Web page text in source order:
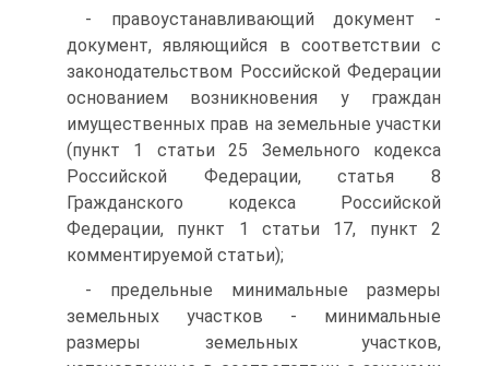
- правоустанавливающий документ -
документ, являющийся в соответствии с
законодательством Российской Федерации
основанием возникновения у граждан
имущественных прав на земельные участки
(пункт 1 статьи 25 Земельного кодекса
Российской Федерации, статья 8
Гражданского кодекса Российской
Федерации, пункт 1 статьи 17, пункт 2
комментируемой статьи);
- предельные минимальные размеры
земельных участков - минимальные
размеры земельных участков,